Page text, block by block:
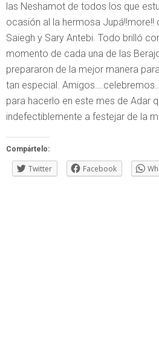
las Neshamot de todos los que
ocasión al la hermosa
Saiegh y Sary Antebi. Todo brilló
momento de cada una de las
prepararon de la mejor manera
tan especial.
para hacerlo en este mes de Adar
indefectiblemente a festejar de la
Compártelo:
Twitter Facebook